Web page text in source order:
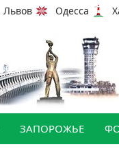
Львов Одесса
ЗАПОРОЖЬЕ